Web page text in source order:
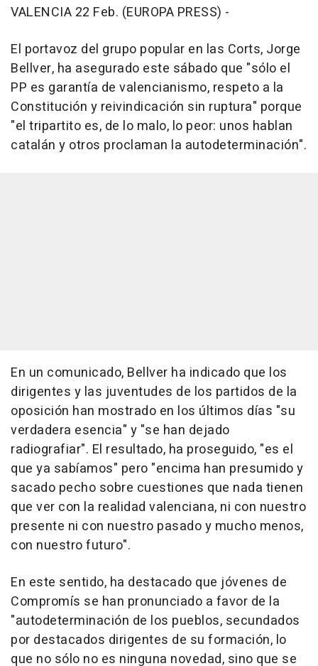
VALENCIA 22 Feb. (EUROPA PRESS) -
El portavoz del grupo popular en las Corts, Jorge
Bellver, ha asegurado este sábado que "sólo el
PP es garantía de valencianismo, respeto a la
Constitución y reivindicación sin ruptura" porque
"el tripartito es, de lo malo, lo peor: unos hablan
catalán y otros proclaman la autodeterminación".
En un comunicado, Bellver ha indicado que los
dirigentes y las juventudes de los partidos de la
oposición han mostrado en los últimos días "su
verdadera esencia" y "se han dejado
radiografiar". El resultado, ha proseguido, "es el
que ya sabíamos" pero "encima han presumido y
sacado pecho sobre cuestiones que nada tienen
que ver con la realidad valenciana, ni con nuestro
presente ni con nuestro pasado y mucho menos,
con nuestro futuro".
En este sentido, ha destacado que jóvenes de
Compromís se han pronunciado a favor de la
"autodeterminación de los pueblos, secundados
por destacados dirigentes de su formación, lo
que no sólo no es ninguna novedad, sino que se